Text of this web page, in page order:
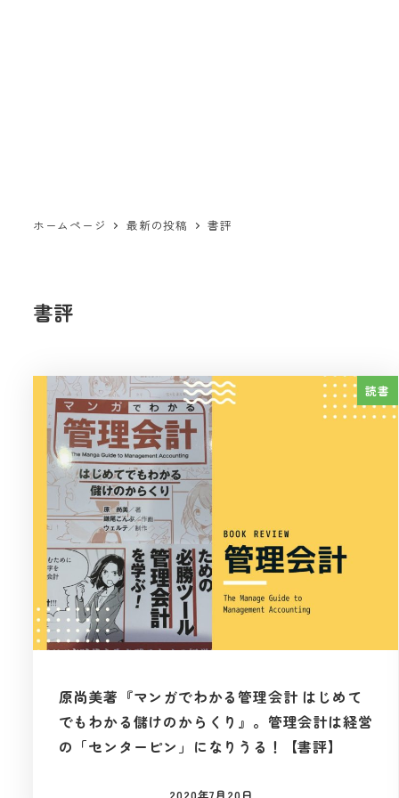
ホームページ 最新の投稿 書評
書評
読書
原尚美著『マンガでわかる管理会計 はじめて
でもわかる儲けのからくり』。管理会計は経営
の「センターピン」になりうる！【書評】